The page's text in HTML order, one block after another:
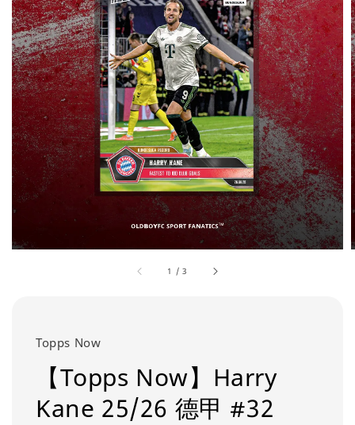
1 /3
Topps Now
【Topps Now】Harry
Kane 25/26 德甲 #32